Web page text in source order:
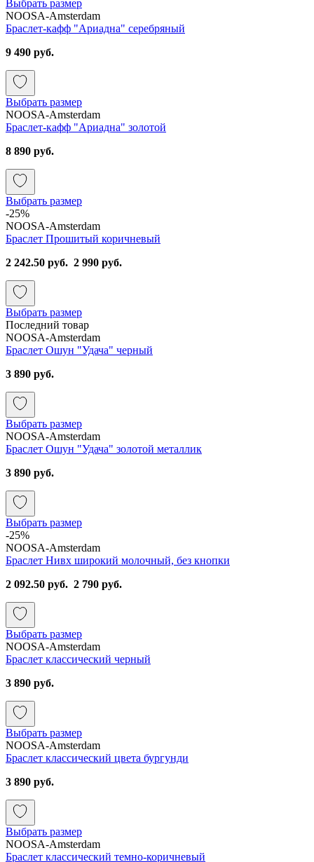
Выбрать размер
NOOSA-Amsterdam
Браслет-кафф "Ариадна" серебряный
9 490 руб.
Выбрать размер
NOOSA-Amsterdam
Браслет-кафф "Ариадна" золотой
8 890 руб.
Выбрать размер
-25%
NOOSA-Amsterdam
Браслет Прошитый коричневый
2 242.50 руб. 2 990 руб.
Выбрать размер
Последний товар
NOOSA-Amsterdam
Браслет Ошун "Удача" черный
3 890 руб.
Выбрать размер
NOOSA-Amsterdam
Браслет Ошун "Удача" золотой металлик
3 890 руб.
Выбрать размер
-25%
NOOSA-Amsterdam
Браслет Нивх широкий молочный, без кнопки
2 092.50 руб. 2 790 руб.
Выбрать размер
NOOSA-Amsterdam
Браслет классический черный
3 890 руб.
Выбрать размер
NOOSA-Amsterdam
Браслет классический цвета бургунди
3 890 руб.
Выбрать размер
NOOSA-Amsterdam
Браслет классический темно-коричневый